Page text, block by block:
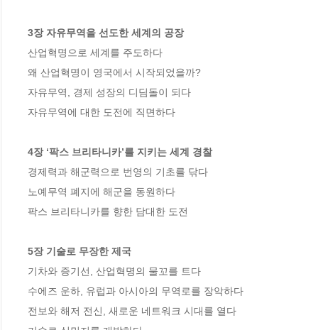
3장 자유무역을 선도한 세계의 공장
산업혁명으로 세계를 주도하다
왜 산업혁명이 영국에서 시작되었을까?
자유무역, 경제 성장의 디딤돌이 되다
자유무역에 대한 도전에 직면하다
4장 ‘팍스 브리타니카’를 지키는 세계 경찰
경제력과 해군력으로 번영의 기초를 닦다
노예무역 폐지에 해군을 동원하다
팍스 브리타니카를 향한 담대한 도전
5장 기술로 무장한 제국
기차와 증기선, 산업혁명의 물꼬를 트다
수에즈 운하, 유럽과 아시아의 무역로를 장악하다
전보와 해저 전신, 새로운 네트워크 시대를 열다